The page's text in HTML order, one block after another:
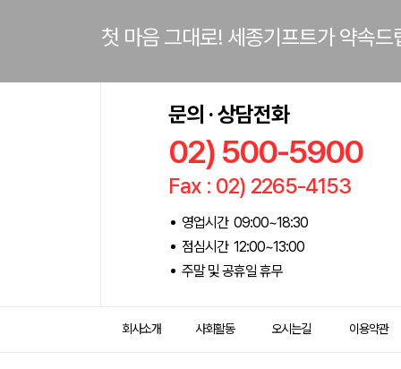
첫 마음 그대로! 세종기프트가 약속드
문의 · 상담전화
02) 500-5900
Fax : 02) 2265-4153
영업시간 09:00~18:30
점심시간 12:00~13:00
주말 및 공휴일 휴무
회사소개 사회활동 오시는길 이용약관